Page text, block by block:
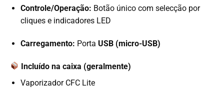
Controle/Operação: Botão único com selecção por
cliques e indicadores LED
Carregamento: Porta USB (micro-USB)
Incluído na caixa (geralmente)
Vaporizador CFC Lite